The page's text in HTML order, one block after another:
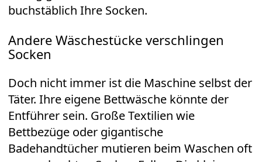
buchstäblich Ihre Socken.
Andere Wäschestücke verschlingen
Socken
Doch nicht immer ist die Maschine selbst der
Täter. Ihre eigene Bettwäsche könnte der
Entführer sein. Große Textilien wie
Bettbezüge oder gigantische
Badehandtücher mutieren beim Waschen oft